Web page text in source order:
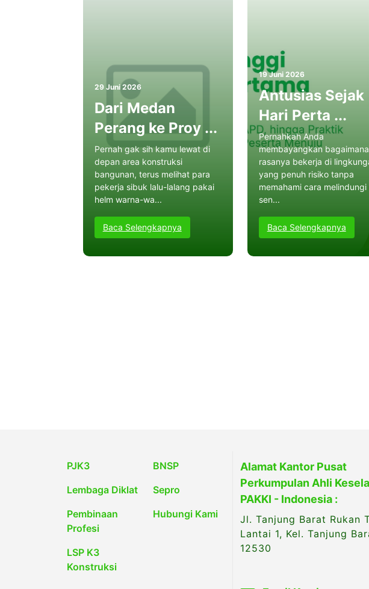
29 Juni 2026
Dari Medan
Perang ke Proy ...
Pernah gak sih kamu lewat di
depan area konstruksi
bangunan, terus melihat para
pekerja sibuk lalu-lalang pakai
helm warna-wa...
Baca Selengkapnya
19 Juni 2026
Antusias Sejak
Hari Perta ...
Pernahkah Anda
membayangkan bagaimana
rasanya bekerja di
yang penuh risiko tanpa
memahami cara melindungi
sen...
Baca Selengkapnya
PJK3
Lembaga Diklat
Pembinaan
Profesi
LSP K3
Konstruksi
BNSP
Sepro
Hubungi Kami
Alamat Kantor Pusat
Perkumpulan Ahli
PAKKI - Indonesia :
Jl. Tanjung Barat Rukan
Lantai 1, Kel. Tanjung
12530